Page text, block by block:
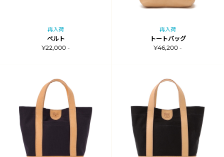
再入荷
ベルト
¥22,000 -
再入荷
トートバッグ
¥46,200 -